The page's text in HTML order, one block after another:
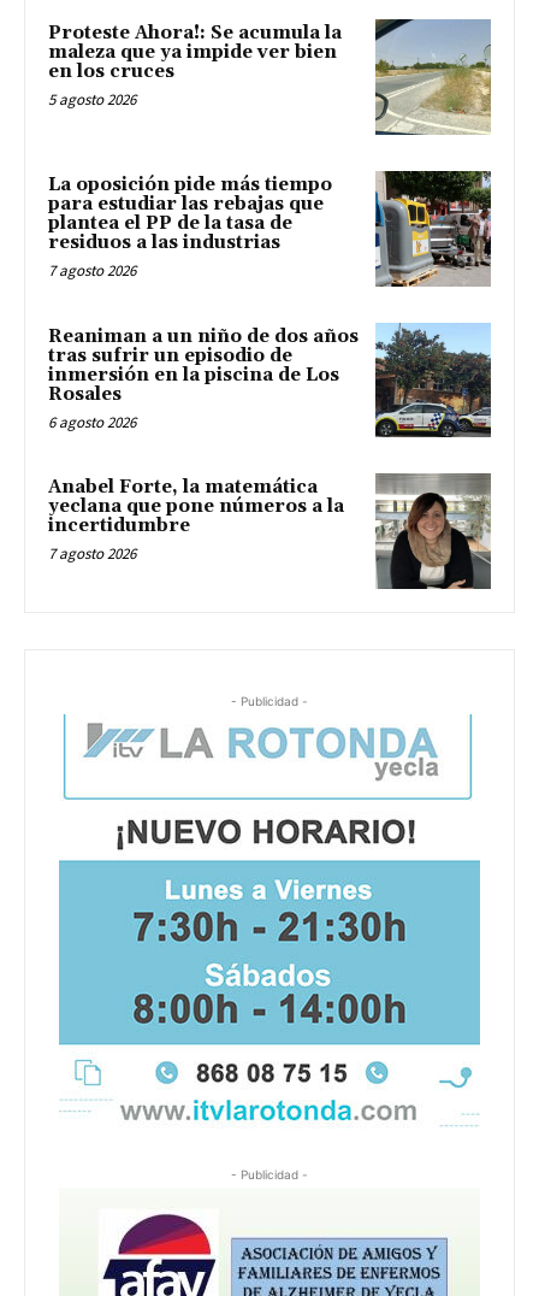
Proteste Ahora!: Se acumula la
maleza que ya impide ver bien
en los cruces
5 agosto 2026
La oposición pide más tiempo
para estudiar las rebajas que
plantea el PP de la tasa de
residuos a las industrias
7 agosto 2026
Reaniman a un niño de dos años
tras sufrir un episodio de
inmersión en la piscina de Los
Rosales
6 agosto 2026
Anabel Forte, la matemática
yeclana que pone números a la
incertidumbre
7 agosto 2026
- Publicidad -
- Publicidad -